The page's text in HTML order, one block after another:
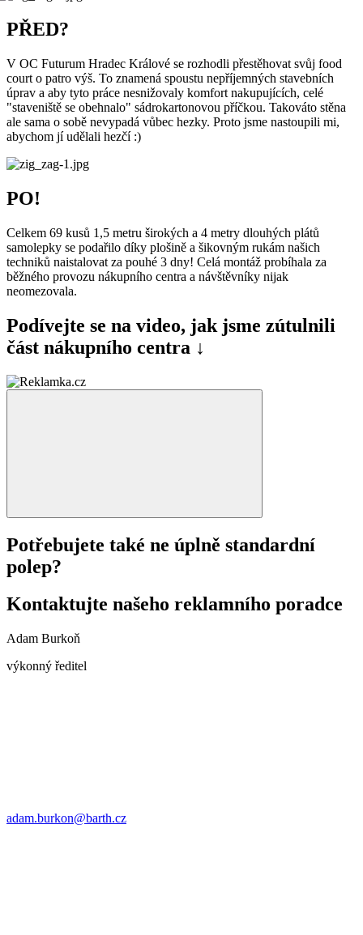
PŘED?
V OC Futurum Hradec Králové se rozhodli přestěhovat svůj food
court o patro výš. To znamená spoustu nepříjemných stavebních
úprav a aby tyto práce nesnižovaly komfort nakupujících, celé
"staveniště se obehnalo" sádrokartonovou příčkou. Takováto stěna
ale sama o sobě nevypadá vůbec hezky. Proto jsme nastoupili mi,
abychom jí udělali hezčí :)
PO!
Celkem 69 kusů 1,5 metru širokých a 4 metry dlouhých plátů
samolepky se podařilo díky plošině a šikovným rukám našich
techniků naistalovat za pouhé 3 dny! Celá montáž probíhala za
běžného provozu nákupního centra a návštěvníky nijak
neomezovala.
Podívejte se na video, jak jsme zútulnili
část nákupního centra ↓
Potřebujete také ne úplně standardní
polep?
Kontaktujte našeho reklamního poradce
Adam Burkoň
výkonný ředitel
adam.burkon@barth.cz